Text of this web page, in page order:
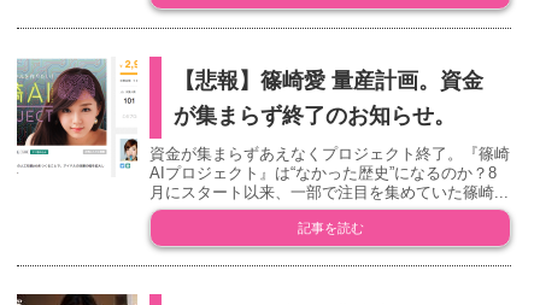
【悲報】篠崎愛 量産計画。資金
が集まらず終了のお知らせ。
資金が集まらずあえなくプロジェクト終了。『篠崎
AIプロジェクト』は“なかった歴史”になるのか？8
月にスタート以来、一部で注目を集めていた篠崎...
記事を読む